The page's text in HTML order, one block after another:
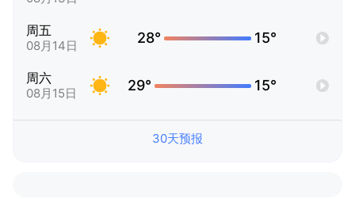
周五
08月14日 28° 15°
周六
08月15日 29° 15°
30天预报